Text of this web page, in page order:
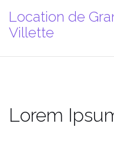
au
contenu
Location de
Villette
Lorem